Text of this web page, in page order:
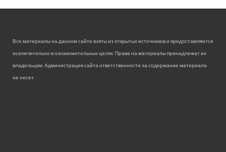
Все материалы на данном сайте взяты из открытых источников и предоставляются
исключительно в ознакомительных целях. Права на материалы принадлежат их
владельцам. Администрация сайта ответственности за содержание материала
не несет.